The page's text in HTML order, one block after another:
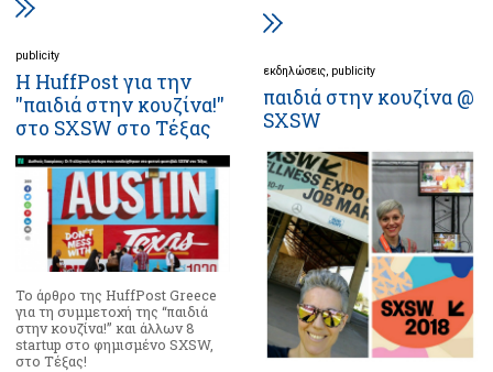
publicity
Η HuffPost για την
''παιδιά στην κουζίνα!''
στο SXSW στο Τέξας
Το άρθρο της HuffPost Greece
για τη συμμετοχή της “παιδιά
στην κουζίνα!” και άλλων 8
startup στο φημισμένο SXSW,
στο Τέξας!
εκδηλώσεις publicity
παιδιά στην κουζίνα @
SXSW